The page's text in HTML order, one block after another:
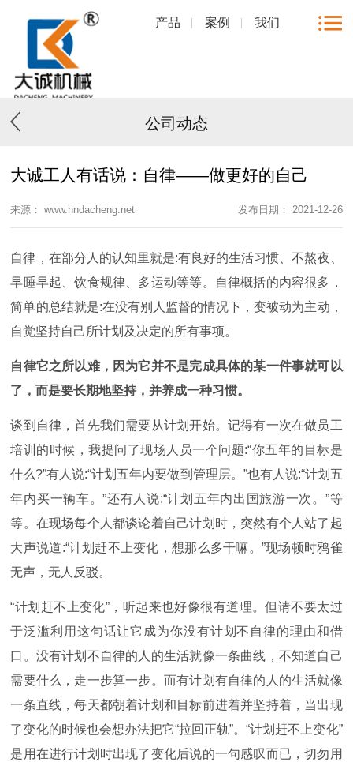
产品 案例 我们
公司动态
大诚工人有话说：自律——做更好的自己
来源： www.hndacheng.net 发布日期： 2021-12-26
自律，在部分人的认知里就是:有良好的生活习惯、不熬夜、
早睡早起、饮食规律、多运动等等。自律概括的内容很多，
简单的总结就是:在没有别人监督的情况下，变被动为主动，
自觉坚持自己所计划及决定的所有事项。
自律它之所以难，因为它并不是完成具体的某一件事就可以
了，而是要长期地坚持，并养成一种习惯。
谈到自律，首先我们需要从计划开始。记得有一次在做员工
培训的时候，我提问了现场人员一个问题:“你五年的目标是
什么?”有人说:“计划五年内要做到管理层。”也有人说:“计划五
年内买一辆车。”还有人说:“计划五年内出国旅游一次。”等
等。在现场每个人都谈论着自己计划时，突然有个人站了起
大声说道:“计划赶不上变化，想那么多干嘛。”现场顿时鸦雀
无声，无人反驳。
“计划赶不上变化”，听起来也好像很有道理。但请不要太过
于泛滥利用这句话让它成为你没有计划不自律的理由和借
口。没有计划不自律的人的生活就像一条曲线，不知道自己
需要什么，走一步算一步。而有计划有自律的人的生活就像
一条直线，每天都朝着计划和目标前进着并坚持着，当出现
了变化的时候也会想办法把它“拉回正轨”。“计划赶不上变化”
是用在进行计划时出现了变化后说的一句感叹而已，切勿用